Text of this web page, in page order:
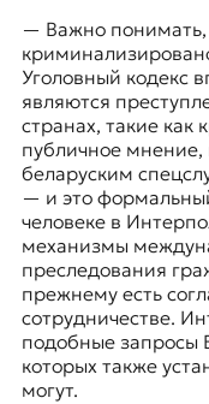
— Важно понимать,
Уголовный кодекс
являются
странах, такие как
публичное мнение,
беларуским
— и это
человеке в
механизмы
преследования
прежнему есть
сотрудничестве.
подобные запросы
которых также
могут.